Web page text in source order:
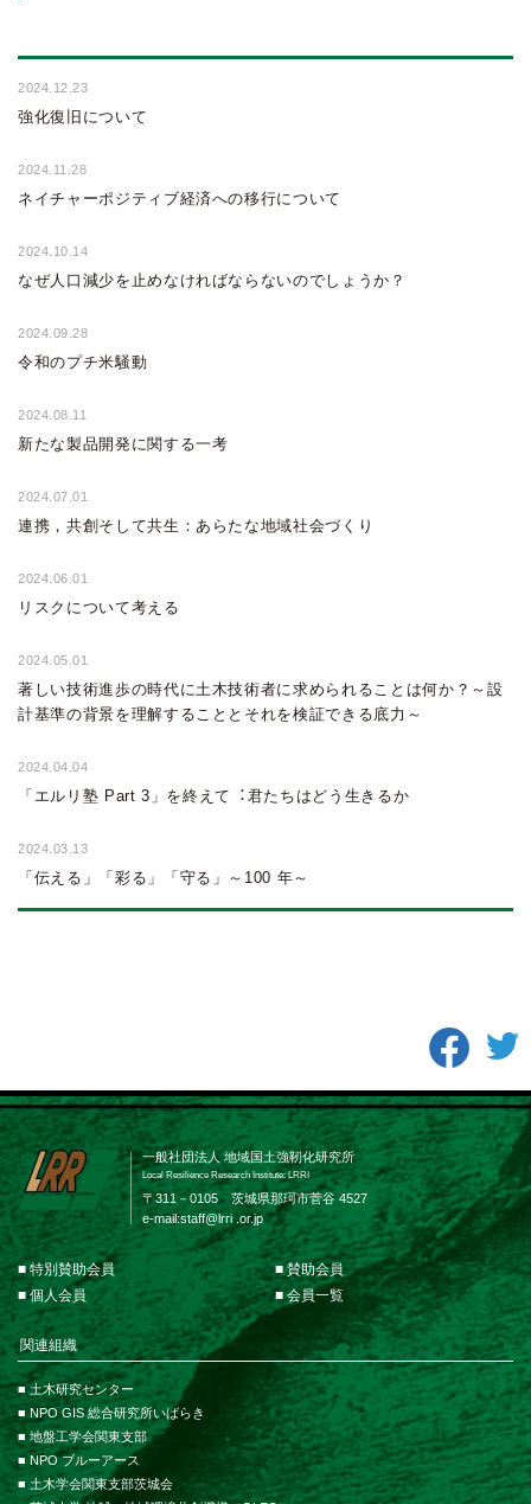
2024.12.23
強化復旧について
2024.11.28
ネイチャーポジティブ経済への移行について
2024.10.14
なぜ人口減少を止めなければならないのでしょうか？
2024.09.28
令和のプチ米騒動
2024.08.11
新たな製品開発に関する一考
2024.07.01
連携，共創そして共生：あらたな地域社会づくり
2024.06.01
リスクについて考える
2024.05.01
著しい技術進歩の時代に土木技術者に求められることは何か？～設
計基準の背景を理解することとそれを検証できる底力～
2024.04.04
「エルリ塾 Part 3」を終えて︓君たちはどう生きるか
2024.03.13
「伝える」「彩る」「守る」～100 年～
一般社団法人 地域国土強靭化研究所
Local Resilience Research Institute: LRRI
〒311－0105 茨城県那珂市菅谷 4527
e-mail:staff@lrri .or.jp
■ 特別賛助会員
■ 賛助会員
■ 個人会員
■ 会員一覧
関連組織
■ 土木研究センター
■ NPO GIS 総合研究所いばらき
■ 地盤工学会関東支部
■ NPO ブルーアース
■ 土木学会関東支部茨城会